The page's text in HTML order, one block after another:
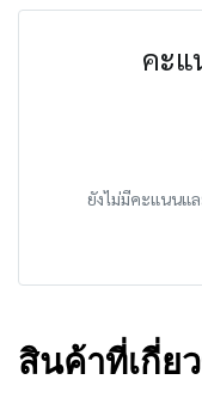
คะแ
ยังไม่มีคะแนนแ
สินค้าที่เกี่ย